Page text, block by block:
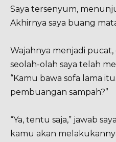
Saya tersenyum,
Akhirnya saya buang
Wajahnya menjadi pucat,
seolah-olah saya telah
“Kamu bawa sofa lama
pembuangan sampah?”
“Ya, tentu saja,” jawab
kamu akan